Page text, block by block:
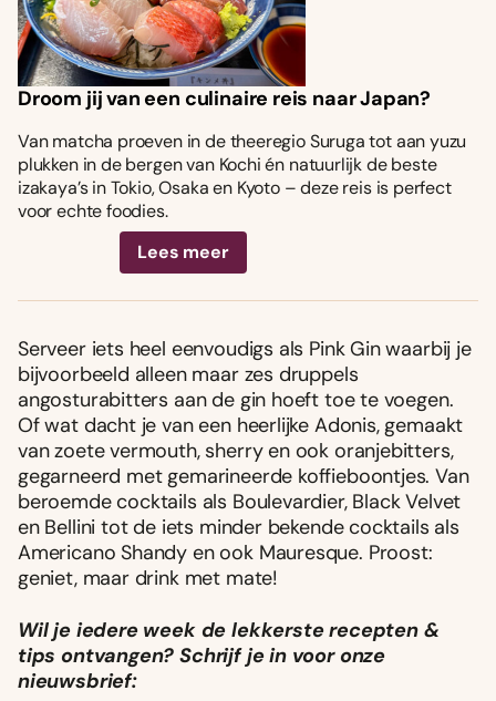
Droom jij van een culinaire reis naar Japan?
Van matcha proeven in de theeregio Suruga tot aan yuzu
plukken in de bergen van Kochi én natuurlijk de beste
izakaya’s in Tokio, Osaka en Kyoto – deze reis is perfect
voor echte foodies.
Lees meer
Serveer iets heel eenvoudigs als Pink Gin waarbij je
bijvoorbeeld alleen maar zes druppels
angosturabitters aan de gin hoeft toe te voegen.
Of wat dacht je van een heerlijke Adonis, gemaakt
van zoete vermouth, sherry en ook oranjebitters,
gegarneerd met gemarineerde koffieboontjes. Van
beroemde cocktails als Boulevardier, Black Velvet
en Bellini tot de iets minder bekende cocktails als
Americano Shandy en ook Mauresque. Proost:
geniet, maar drink met mate!
Wil je iedere week de lekkerste recepten &
tips ontvangen? Schrijf je in voor onze
nieuwsbrief: